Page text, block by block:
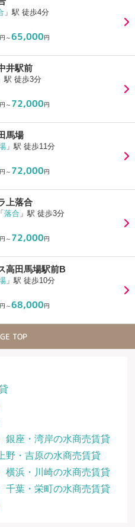
」駅 徒歩4分
円～65,000円
井駅前
駅 徒歩3分
円～ 72,000円
馬場
」駅 徒歩11分
円～ 72,000円
上落合
落合 」駅 徒歩3分
円～ 72,000円
高田馬場駅前B
」駅 徒歩10分
円～68,000円
TOP
銀座・湾岸の水商売賃貸
上野・吉原の水商売賃貸
横浜・川崎の水商売賃貸
千葉・栄町の水商売賃貸